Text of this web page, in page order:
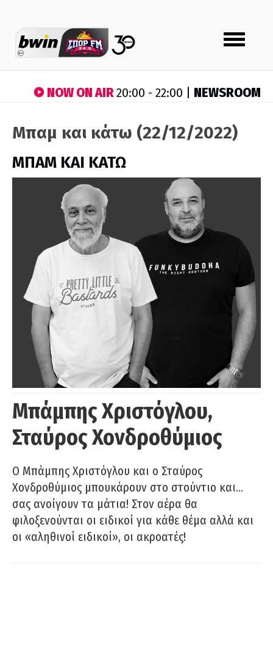
Toggle
navigation
NOW ON AIR20:00 - 22:00 | NEWSROOM
Μπαμ και κάτω (22/12/2022)
ΜΠΑΜ ΚΑΙ ΚΑΤΩ
Μπάμπης Χριστόγλου,
Σταύρος Χονδροθύμιος
O Μπάμπης Χριστόγλου και ο Σταύρος
Χονδροθύμιος μπουκάρουν στο στούντιο και…
σας ανοίγουν τα μάτια! Στον αέρα θα
φιλοξενούνται οι ειδικοί για κάθε θέμα αλλά και
οι «αληθινοί ειδικοί», οι ακροατές!